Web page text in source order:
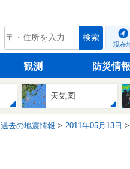
tenki.jp 検索
現在
観測 防災情報
天気図
過去の地震情報 2011年05月13日